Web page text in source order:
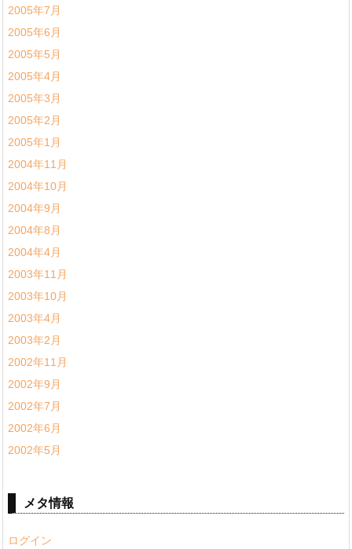
2005年7月
2005年6月
2005年5月
2005年4月
2005年3月
2005年2月
2005年1月
2004年11月
2004年10月
2004年9月
2004年8月
2004年4月
2003年11月
2003年10月
2003年4月
2003年2月
2002年11月
2002年9月
2002年7月
2002年6月
2002年5月
メタ情報
ログイン